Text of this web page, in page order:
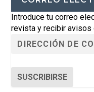
Introduce tu correo
revista y recibir avisos
SUSCRIBIRSE